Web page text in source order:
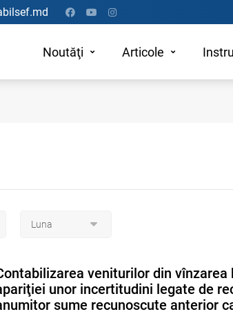
Noutăţi Articole
veniturilor din vînzarea
unor incertitudini legate de
sume recunoscute anterior